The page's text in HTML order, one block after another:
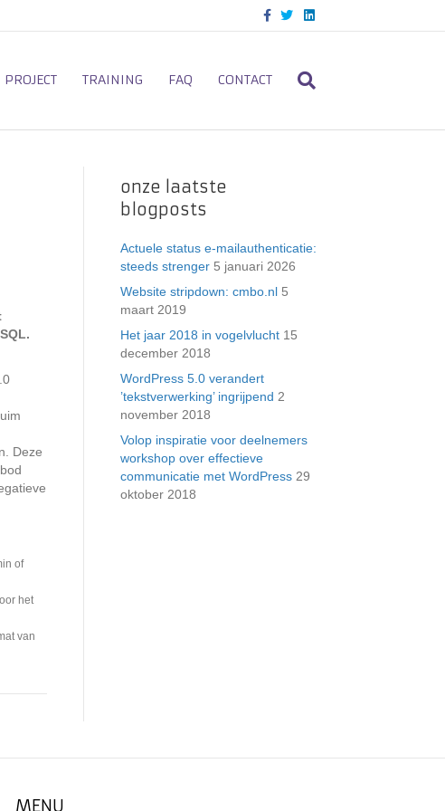
c
o
o
T
i
e
L
n
d
PROJECT TRAINING FAQ CONTACT
Deze
of
het
van
onze laatste
blogposts
Actuele status e-mailauthenticatie:
steeds strenger 5 januari 2026
Website stripdown: cmbo.nl 5
maart 2019
Het jaar 2018 in vogelvlucht 15
december 2018
WordPress 5.0 verandert
’tekstverwerking’ ingrijpend 2
november 2018
Volop inspiratie voor deelnemers
workshop over effectieve
communicatie met WordPress 29
oktober 2018
MENU